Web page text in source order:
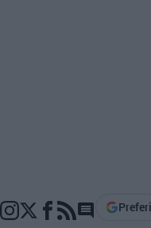
Go to